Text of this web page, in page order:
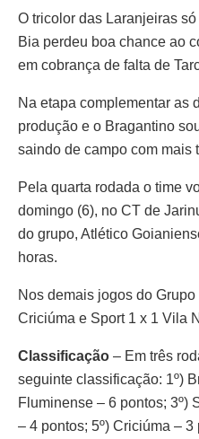
O tricolor das Laranjeiras
Bia perdeu boa chance ao
em cobrança de falta de
Na etapa complementar as
produção e o Bragantino
saindo de campo com mais
Pela quarta rodada o time
domingo (6), no CT de
do grupo, Atlético
horas.
Nos demais jogos do
Criciúma e Sport 1 x 1 Vila
Classificação – Em três
seguinte classificação: 1º)
Fluminense – 6 pontos; 3º)
– 4 pontos; 5º) Criciúma –